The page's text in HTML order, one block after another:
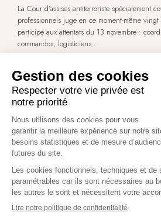
La Cour d’assises antiterroriste spécialement
professionnels juge en ce moment-même
participé aux attentats du 13 novembre :
commandos, logisticiens…
historique, dans une salle d’audience
aménagée en vue de ce procès, ont à
la Taqqiya.